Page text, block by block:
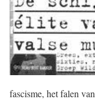
fascisme, het falen